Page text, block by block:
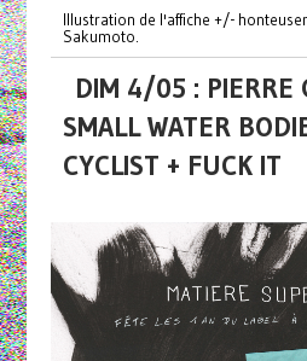
Illustration de l'affiche +/-
Sakumoto.
DIM 4/05 : PIERRE
SMALL WATER
CYCLIST + FUCK IT